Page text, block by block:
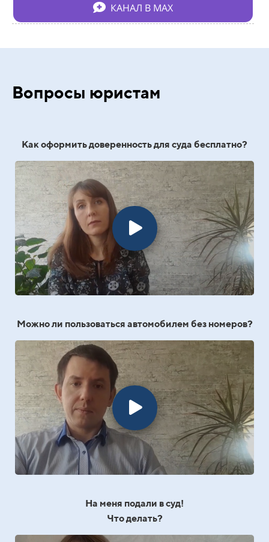
КАНАЛ В МАХ
Вопросы юристам
Как оформить доверенность для суда бесплатно?
Можно ли пользоваться автомобилем без номеров?
На меня подали в суд!
Что делать?